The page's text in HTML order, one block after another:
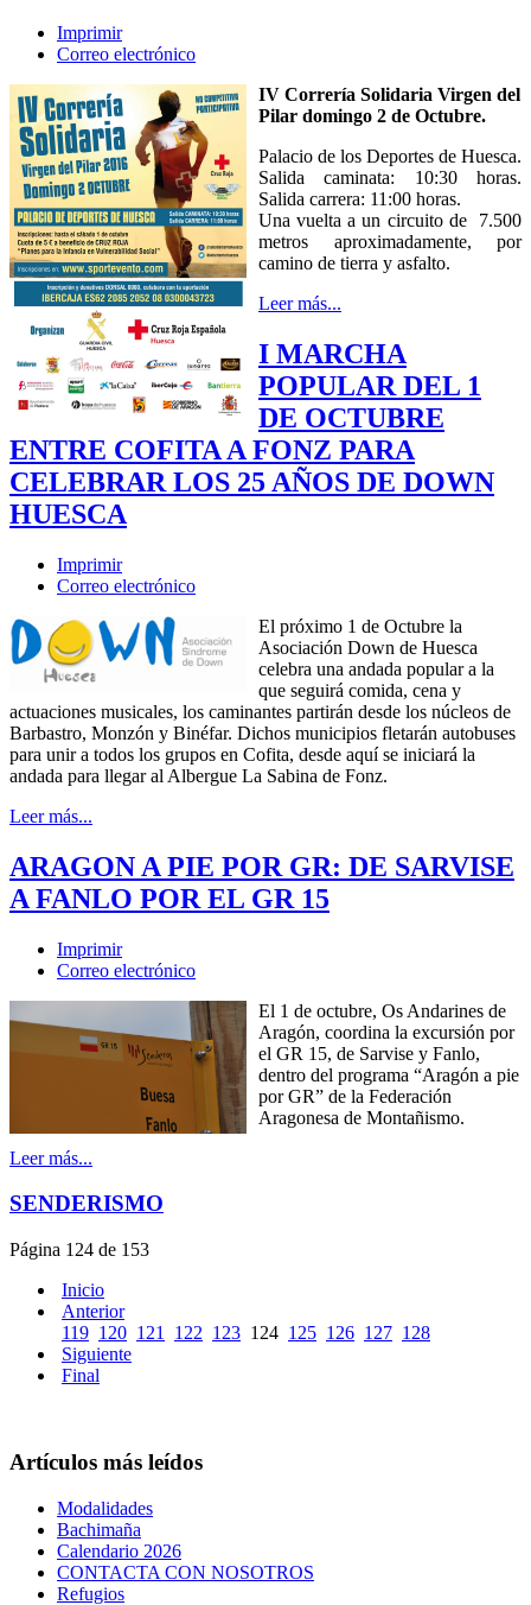
Imprimir
Correo electrónico
IV Correría Solidaria Virgen del
Pilar domingo 2 de Octubre.
Palacio de los Deportes de Huesca.
Salida caminata: 10:30 horas.
Salida carrera: 11:00 horas.
Una vuelta a un circuito de 7.500
metros aproximadamente, por
camino de tierra y asfalto.
Leer más...
I MARCHA
POPULAR DEL 1
DE OCTUBRE
ENTRE COFITA A FONZ PARA
CELEBRAR LOS 25 AÑOS DE DOWN
HUESCA
Imprimir
Correo electrónico
El próximo 1 de Octubre la
Asociación Down de Huesca
celebra una andada popular a la
que seguirá comida, cena y
actuaciones musicales, los caminantes partirán desde los núcleos de
Barbastro, Monzón y Binéfar. Dichos municipios fletarán autobuses
para unir a todos los grupos en Cofita, desde aquí se iniciará la
andada para llegar al Albergue La Sabina de Fonz.
Leer más...
ARAGON A PIE POR GR: DE SARVISE
A FANLO POR EL GR 15
Imprimir
Correo electrónico
El 1 de octubre, Os Andarines de
Aragón, coordina la excursión por
el GR 15, de Sarvise y Fanlo,
dentro del programa “Aragón a pie
por GR” de la Federación
Aragonesa de Montañismo.
Leer más...
SENDERISMO
Página 124 de 153
Inicio
Anterior
119 120 121 122 123 124 125 126 127 128
Siguiente
Final
Artículos más leídos
Modalidades
Bachimaña
Calendario 2026
CONTACTA CON NOSOTROS
Refugios